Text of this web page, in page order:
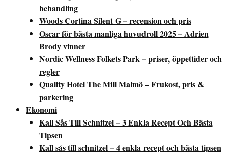
behandling
Woods Cortina Silent G – recension och pris
Oscar för bästa manliga huvudroll 2025 – Adrien
Brody vinner
Nordic Wellness Folkets Park – priser, öppettider och
regler
Quality Hotel The Mill Malmö – Frukost, pris &
parkering
Ekonomi
Kall Sås Till Schnitzel – 3 Enkla Recept Och Bästa
Tipsen
Kall sås till schnitzel – 4 enkla recept och bästa tipsen